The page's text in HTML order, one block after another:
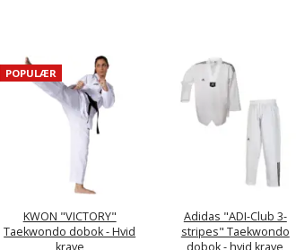
POPULÆR
KWON "VICTORY"
Taekwondo dobok - Hvid
krave
Adidas "ADI-Club 3-
stripes" Taekwondo
dobok - hvid krave